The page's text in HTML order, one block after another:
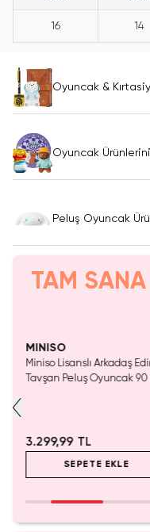
16 14
Oyuncak &
Oyuncak
Peluş Oyuncak
TAM SANA
MINISO
Miniso Lisanslı Arkadaş
Tavşan Peluş Oyuncak 90
3.299,99 TL
SEPETE EKLE